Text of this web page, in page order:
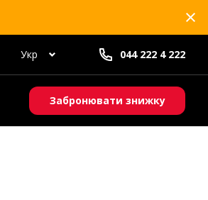
Укр 044 222 4 222
Забронювати знижку